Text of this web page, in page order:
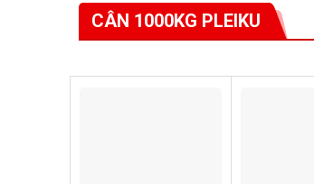
CÂN 1000KG PLEIKU